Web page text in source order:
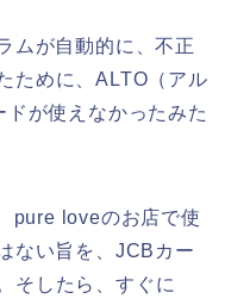
ムが自動的に、不正
ために、ALTO（アル
が使えなかったみた
pure loveのお店で使
ない旨を、JCBカー
そしたら、すぐに